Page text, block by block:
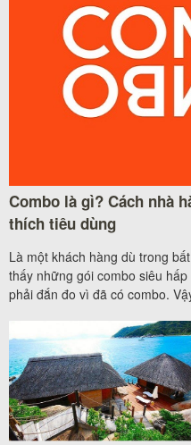
Combo là gì? Cách nhà
thích tiêu dùng
Là một khách hàng dù trong
thấy những gói combo siêu
phải đắn đo vì đã có combo.